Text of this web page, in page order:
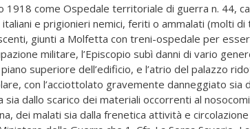
1918 come Ospedale territoriale di guerra n. 44,
e prigionieri nemici, feriti o ammalati (molti di
giunti a Molfetta con treni-ospedale per
militare, l’Episcopio subì danni di vario
superiore dell’edificio, e l’atrio del palazzo
con l’acciottolato gravemente danneggiato sia
sia dallo scarico dei materiali occorrenti al
dei malati sia dalla frenetica attività e